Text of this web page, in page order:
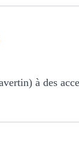
à des